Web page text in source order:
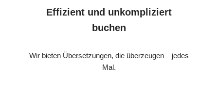
Effizient und unkompliziert
buchen
Wir bieten Übersetzungen, die überzeugen – jedes
Mal.